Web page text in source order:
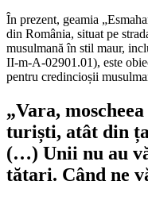
În prezent, geamia
din România, situat pe
musulmană în stil maur,
II-m-A-02901.01), este
pentru credincioșii
„Vara,
turiști, atât din
(…) Unii nu au
tătari. Când ne